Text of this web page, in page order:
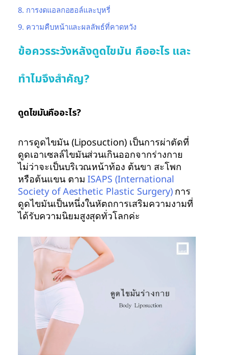
8. การงดแอลกอฮอล์และบุหรี่
9. ความคืบหน้าและผลลัพธ์ที่คาดหวัง
ข้อควรระวังหลังดูดไขมัน คืออะไร และ
ทำไมจึงสำคัญ?
ดูดไขมันคืออะไร?
การดูดไขมัน (Liposuction) เป็นการผ่าตัดที่
ดูดเอาเซลล์ไขมันส่วนเกินออกจากร่างกาย
ไม่ว่าจะเป็นบริเวณหน้าท้อง ต้นขา สะโพก
หรือต้นแขน ตามISAPS (International
Society of Aesthetic Plastic Surgery)การ
ดูดไขมันเป็นหนึ่งในหัตถการเสริมความงามที่
ได้รับความนิยมสูงสุดทั่วโลกค่ะ